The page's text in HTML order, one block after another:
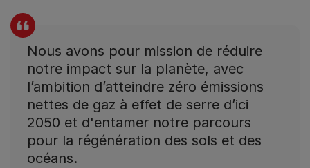
Nous avons pour mission de réduire
notre impact sur la planète, avec
l’ambition d’atteindre zéro émissions
nettes de gaz à effet de serre d’ici
2050 et d'entamer notre parcours
pour la régénération des sols et des
océans.